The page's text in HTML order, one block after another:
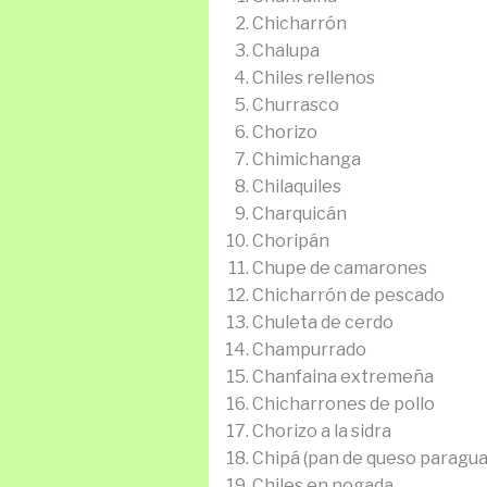
Chicharrón
Chalupa
Chiles rellenos
Churrasco
Chorizo
Chimichanga
Chilaquiles
Charquicán
Choripán
Chupe de camarones
Chicharrón de pescado
Chuleta de cerdo
Champurrado
Chanfaina extremeña
Chicharrones de pollo
Chorizo a la sidra
Chipá (pan de queso